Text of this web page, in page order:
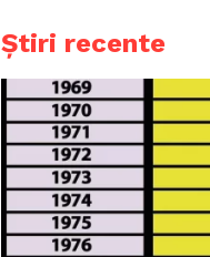
Știri recente